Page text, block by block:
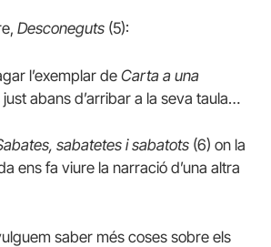
Desconeguts (5):
l’exemplar de Carta a una
just abans d’arribar a la seva taula…
sabatetes i sabatots (6) on la
ens fa viure la narració d’una altra
saber més coses sobre els